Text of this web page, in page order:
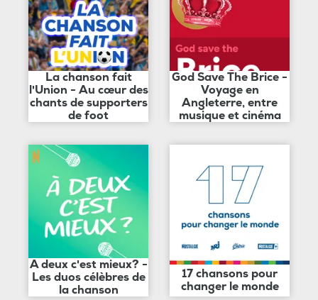
La chanson fait
l'Union - Au cœur des
chants de supporters
de foot
God Save The Brice -
Voyage en
Angleterre, entre
musique et cinéma
A deux c'est mieux? -
Les duos célèbres de
la chanson
17 chansons pour
changer le monde